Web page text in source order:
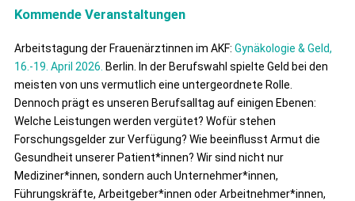
Kommende Veranstaltungen
Arbeitstagung der Frauenärztinnen im AKF: Gynäkologie & Geld,
16.-19. April 2026. Berlin. In der Berufswahl spielte Geld bei den
meisten von uns vermutlich eine untergeordnete Rolle.
Dennoch prägt es unseren Berufsalltag auf einigen Ebenen:
Welche Leistungen werden vergütet? Wofür stehen
Forschungsgelder zur Verfügung? Wie beeinflusst Armut die
Gesundheit unserer Patient*innen? Wir sind nicht nur
Mediziner*innen, sondern auch Unternehmer*innen,
Führungskräfte, Arbeitgeber*innen oder Arbeitnehmer*innen,